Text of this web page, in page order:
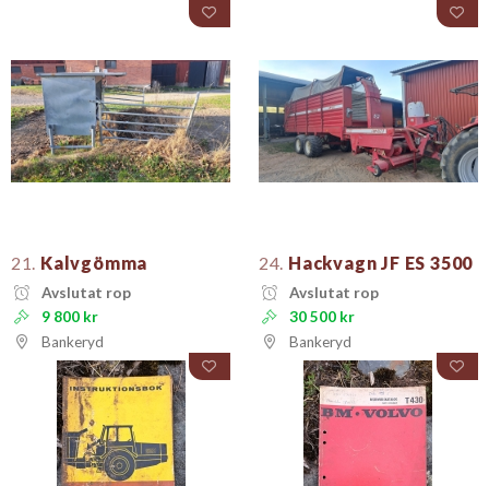
21. Kalvgömma
Avslutat rop
9 800 kr
Bankeryd
24. Hackvagn JF ES 3500
Avslutat rop
30 500 kr
Bankeryd